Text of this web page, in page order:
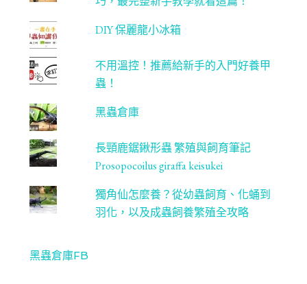
DIY 保麗龍小冰箱
不用溫控！推薦給新手的入門好養甲
蟲！
黑蟲倉庫
長頸鹿鋸鍬形蟲 繁殖與飼育筆記
Prosopocoilus giraffa keisukei
獨角仙怎麼養？從幼蟲飼育、化蛹到
羽化，以及成蟲飼養繁殖全攻略
黑蟲倉庫FB